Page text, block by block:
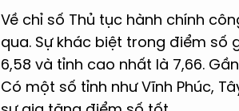
Về chỉ số Thủ tục hành chính
qua. Sự khác biệt trong điểm số
6,58 và tỉnh cao nhất là 7,66.
Có một số tỉnh như Vĩnh Phúc,